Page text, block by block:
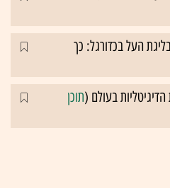
העל בכדורגל: כך
בעולם (תוכן